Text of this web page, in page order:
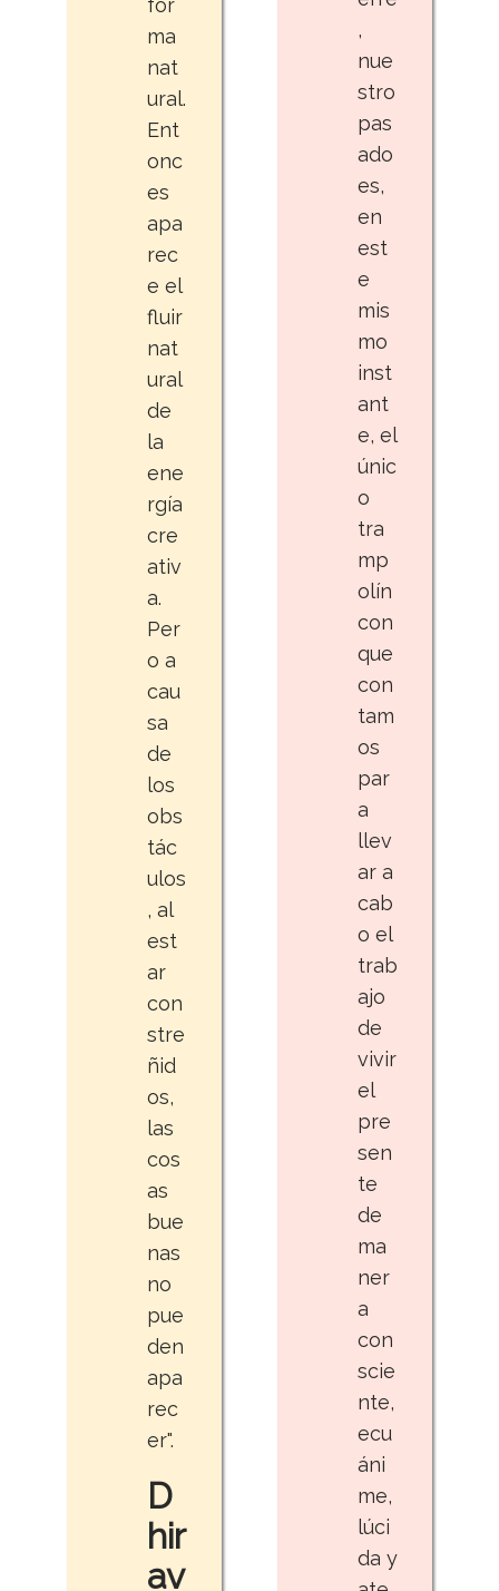
for
ma
nat
ural.
Ent
onc
es
apa
rec
e el
fluir
nat
ural
de
la
ene
rgía
cre
ativ
a.
Per
o a
cau
sa
de
los
obs
tác
ulos
, al
est
ar
con
stre
ñid
os,
las
cos
as
bue
nas
no
pue
den
apa
rec
er".
D
hir
av
,
nue
stro
pas
ado
es,
en
est
e
mis
mo
inst
ant
e, el
únic
o
tra
mp
olín
con
que
con
tam
os
par
a
llev
ar a
cab
o el
trab
ajo
de
vivir
el
pre
sen
te
de
ma
ner
a
con
scie
nte,
ecu
áni
me,
lúci
da y